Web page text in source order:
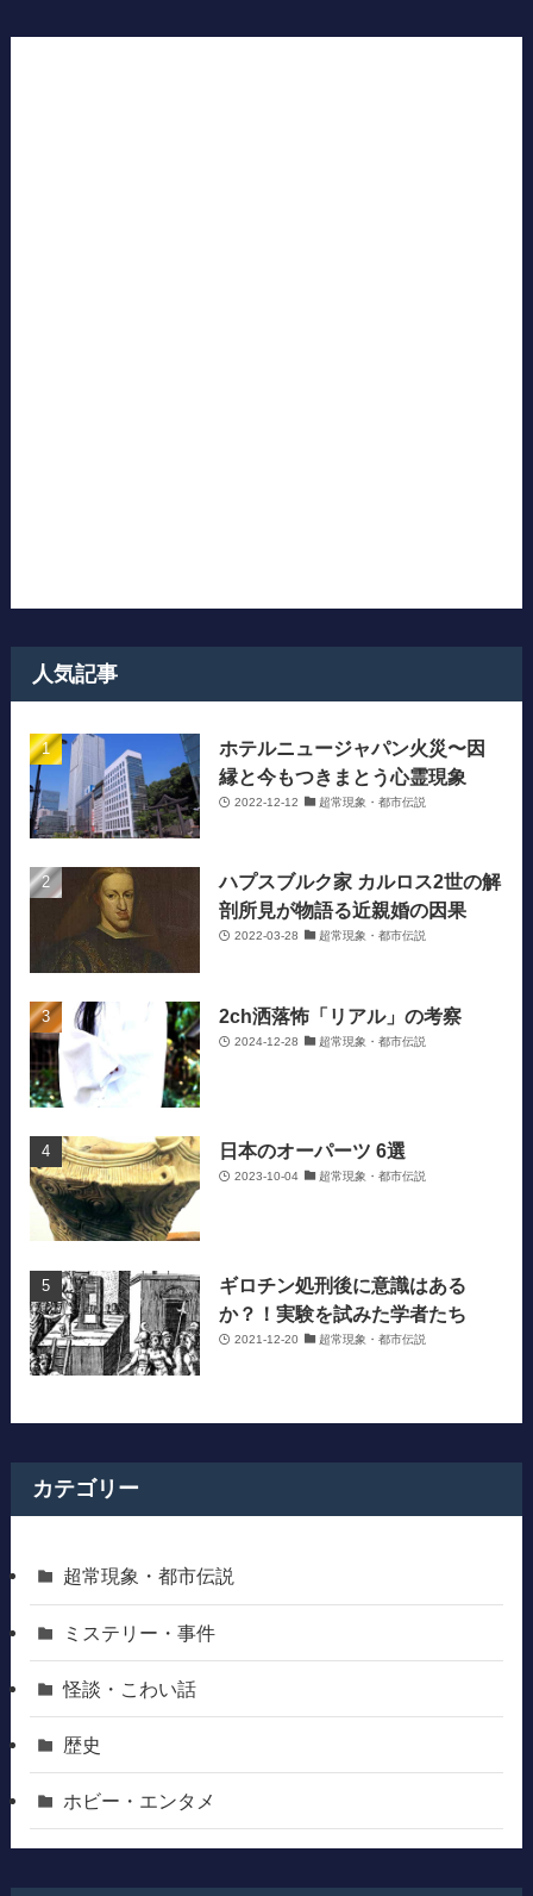
人気記事
ホテルニュージャパン火災〜因
縁と今もつきまとう心霊現象
2022-12-12 超常現象・都市伝説
ハプスブルク家 カルロス2世の解
剖所見が物語る近親婚の因果
2022-03-28 超常現象・都市伝説
2ch洒落怖「リアル」の考察
2024-12-28 超常現象・都市伝説
日本のオーパーツ 6選
2023-10-04 超常現象・都市伝説
ギロチン処刑後に意識はある
か？！実験を試みた学者たち
2021-12-20 超常現象・都市伝説
カテゴリー
超常現象・都市伝説
ミステリー・事件
怪談・こわい話
歴史
ホビー・エンタメ